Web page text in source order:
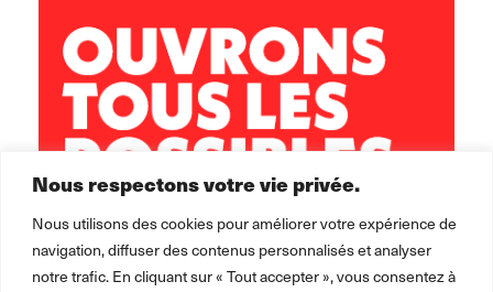
Nous respectons votre vie privée.
Nous utilisons des cookies pour améliorer votre expérience de
navigation, diffuser des contenus personnalisés et analyser
notre trafic. En cliquant sur « Tout accepter », vous consentez à
brest.horizons@leolagrange.org